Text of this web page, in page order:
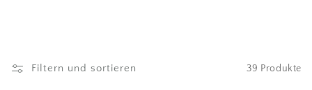
i
Filtern und sortieren 39 Produkte